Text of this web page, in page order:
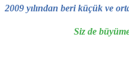
2009 yılından beri küçük ve
Siz de